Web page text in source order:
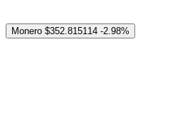
Monero $352.815114 -2.98%